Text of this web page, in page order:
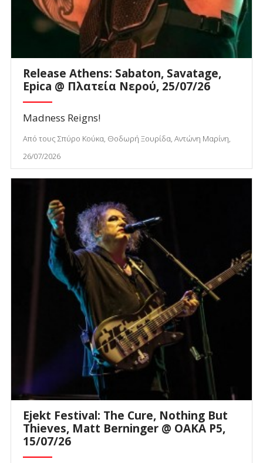
Release Athens: Sabaton, Savatage,
Epica @ Πλατεία Νερού, 25/07/26
Madness Reigns!
Από τους Σπύρο Κούκα, Θοδωρή Ξουρίδα, Αντώνη Μαρίνη,
26/07/2026
Ejekt Festival: The Cure, Nothing But
Thieves, Matt Berninger @ ΟΑΚΑ P5,
15/07/26